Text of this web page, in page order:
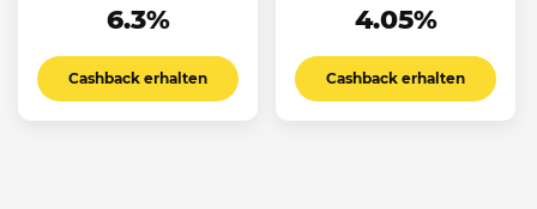
6.3%
Cashback erhalten
4.05%
Cashback erhalten